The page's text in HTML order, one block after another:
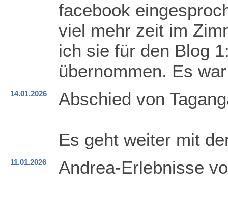
facebook
viel mehr zeit im
ich sie für den Blog
übernommen. Es
14.01.2026 Abschied von
Es geht weiter mit
11.01.2026 Andrea-Erlebnisse